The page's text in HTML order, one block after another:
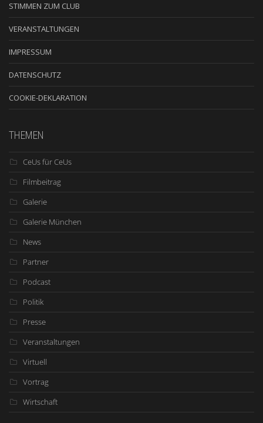
STIMMEN ZUM CLUB
VERANSTALTUNGEN
IMPRESSUM
DATENSCHUTZ
COOKIE-DEKLARATION
THEMEN
CeUs für CeUs
Filmbeitrag
Galerie
Galerie München
News
Partner
Podcast
Politik
Presse
Veranstaltungen
Virtuell
Vortrag
Wirtschaft